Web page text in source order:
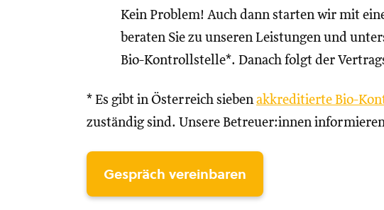
Kein Problem! Auch dann starten wir mit
beraten Sie zu unseren Leistungen und
Bio-Kontrollstelle*. Danach folgt der
* Es gibt in Österreich siebenakkreditierte Bio-
zuständig sind. Unsere Betreuer:innen
Gespräch vereinbaren